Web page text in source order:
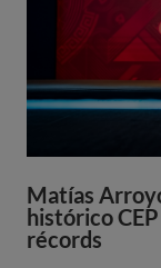
Matías
histórico
récords